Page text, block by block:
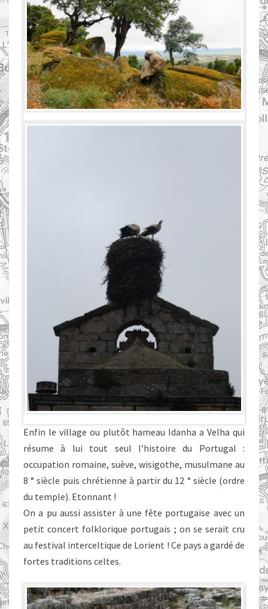
Enfin le village ou plutôt hameau Idanha a Velha qui
résume à lui tout seul l’histoire du Portugal :
occupation romaine, suève, wisigothe, musulmane au
8 ° siècle puis chrétienne à partir du 12 ° siècle (ordre
du temple). Etonnant !
On a pu aussi assister à une fête portugaise avec un
petit concert folklorique portugais ; on se serait cru
au festival interceltique de Lorient ! Ce pays a gardé de
fortes traditions celtes.